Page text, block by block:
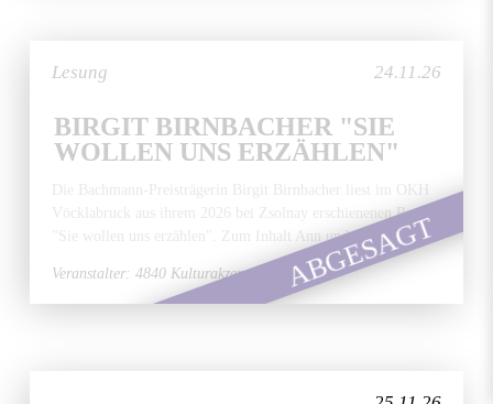
ABGESAGT
24.11.26
Lesung
BIRGIT BIRNBACHER "SIE
WOLLEN UNS ERZÄHLEN"
Die Bachmann-Preisträgerin Birgit Birnbacher liest im OKH
Vöcklabruck aus ihrem 2026 bei Zsolnay erschienenen Roman
"Sie wollen uns erzählen". Zum Inhalt Ann und ihr...
Veranstalter: 4840 Kulturakzente